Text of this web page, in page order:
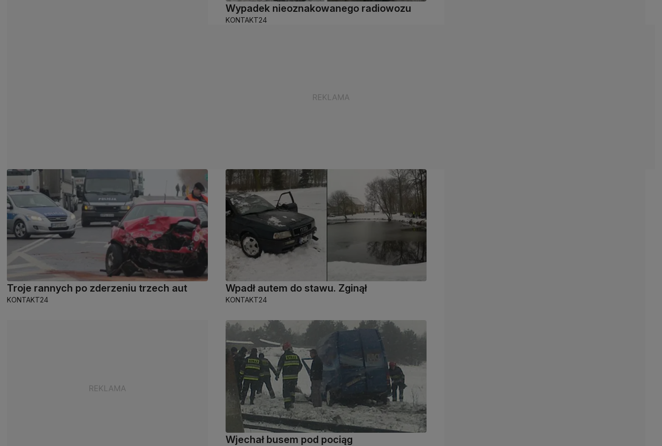
Wypadek nieoznakowanego radiowozu
KONTAKT24
Troje rannych po zderzeniu trzech aut
KONTAKT24
Wpadł autem do stawu. Zginął
KONTAKT24
Wjechał busem pod pociąg